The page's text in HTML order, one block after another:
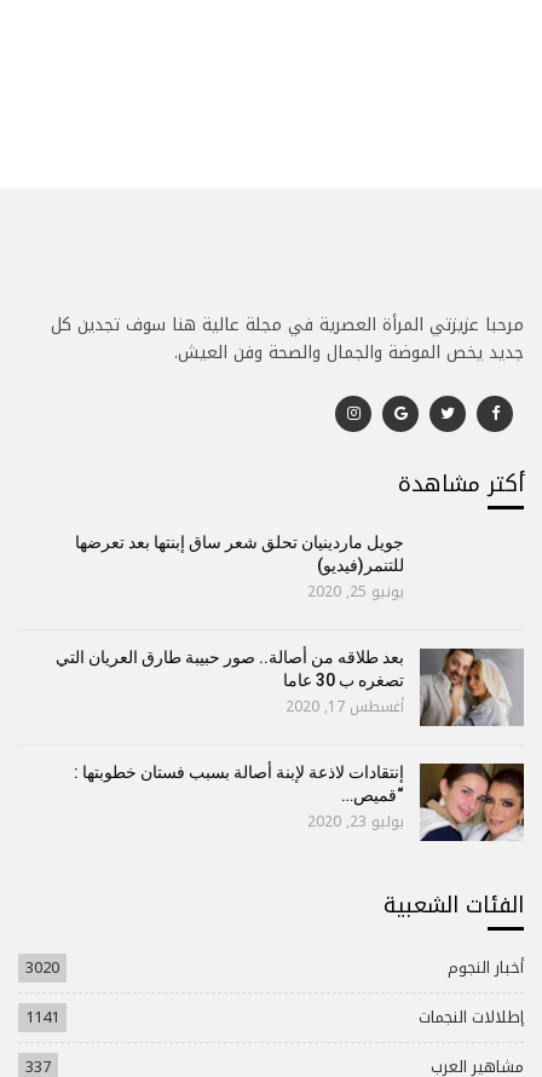
مرحبا عزيزتي المرأة العصرية في مجلة عالية هنا سوف تجدين كل
جديد يخص الموضة والجمال والصحة وفن العيش.
أكتر مشاهدة
جويل ماردينيان تحلق شعر ساق إبنتها بعد تعرضها
للتنمر(فيديو)
يونيو 25, 2020
بعد طلاقه من أصالة.. صور حبيبة طارق العريان التي
تصغره ب 30 عاما
أغسطس 17, 2020
إنتقادات لاذعة لإبنة أصالة بسبب فستان خطوبتها :
“قميص…
يوليو 23, 2020
الفئات الشعبية
أخبار النجوم
3020
إطلالات النجمات
1141
مشاهير العرب
337